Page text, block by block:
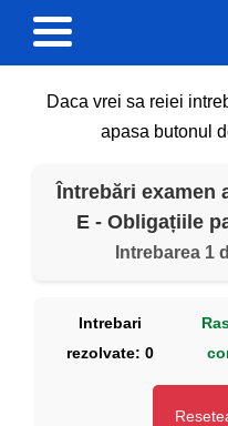
Daca vrei sa reiei
apasa butonul
Întrebări examen
E - Obligațiile
Intrebarea 1
Intrebari
rezolvate: 0